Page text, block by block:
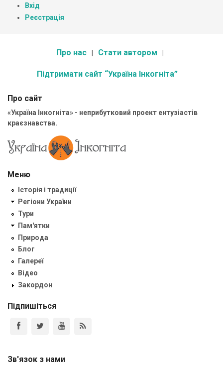
Вхід
Реєстрація
Про нас Стати автором
Підтримати сайт “Україна Інкогніта”
Про сайт
«Україна Інкогніта» - неприбутковий проект ентузіастів
краєзнавства.
Меню
Історія і традиції
Регіони України
Тури
Пам'ятки
Природа
Блог
Галереї
Відео
Закордон
Підпишіться
Зв'язок з нами